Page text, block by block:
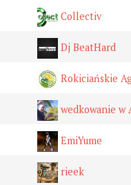
Collectiv
Dj BeatHard
Rokiciańskie
wedkowanie w
EmiYume
rieek